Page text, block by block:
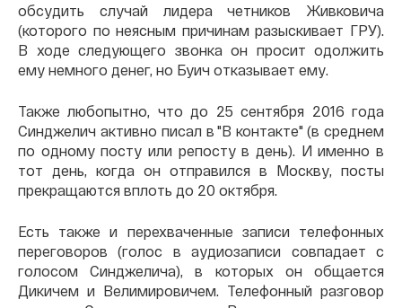
обсудить случай лидера четников Живковича
(которого по неясным причинам разыскивает ГРУ).
В ходе следующего звонка он просит одолжить
ему немного денег, но Буич отказывает ему.
Также любопытно, что до 25 сентября 2016 года
Синджелич активно писал в "В контакте" (в среднем
по одному посту или репосту в день). И именно в
тот день, когда он отправился в Москву, посты
прекращаются вплоть до 20 октября.
Есть также и перехваченные записи телефонных
переговоров (голос в аудиозаписи совпадает с
голосом Синджелича), в которых он общается
Дикичем и Велимировичем. Телефонный разговор